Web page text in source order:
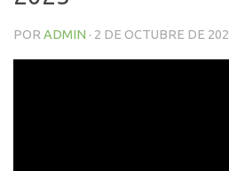
POR ADMIN · 2 DE OCTUBRE DE